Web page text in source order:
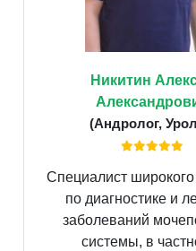
Никитин
(Андролог,
Специалист
по диагностике и
заболеваний
системы, в